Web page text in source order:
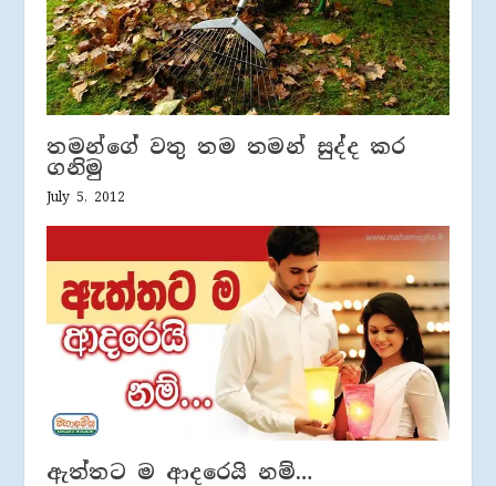
තමන්ගේ වතු තම තමන් සුද්ද කර
ගනිමු
July 5, 2012
ඇත්තට ම ආදරෙයි නම්…